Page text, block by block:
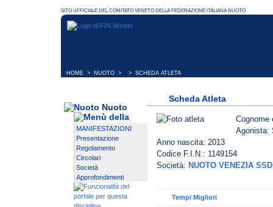
HOME > NUOTO > > SCHEDA ATLETA
Nuoto
MANIFESTAZIONI
Presentazione
Regolamento
Circolari
Società
Approfondimenti
Scheda Atleta
Agonista:
Anno nascita: 2013
Codice F.I.N.: 1149154
Società: NUOTO VENEZIA SSD
Tempi Migliori